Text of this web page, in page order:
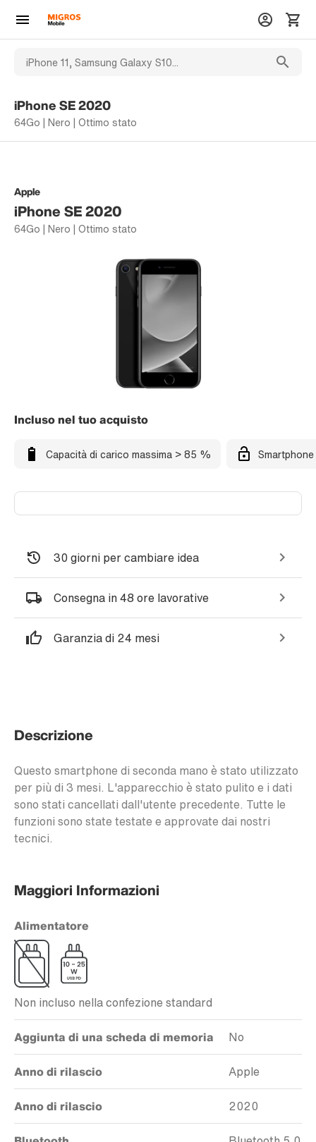
iPhone SE 2020
64Go | Nero | Ottimo stato
Apple
iPhone SE 2020
64Go | Nero | Ottimo stato
Incluso nel tuo acquisto
Capacità di carico massima > 85 %
30 giorni per cambiare idea
Consegna in 48 ore lavorative
Garanzia di 24 mesi
Descrizione
Questo smartphone di seconda mano è stato utilizzato
per più di 3 mesi. L'apparecchio è stato pulito e i dati
sono stati cancellati dall'utente precedente. Tutte le
funzioni sono state testate e approvate dai nostri
tecnici.
Maggiori Informazioni
Alimentatore
Non incluso nella confezione standard
Aggiunta di una scheda di memoria No
Anno di rilascio Apple
Anno di rilascio 2020